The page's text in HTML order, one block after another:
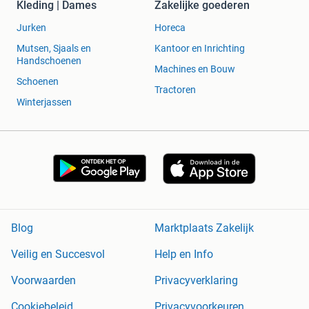
Kleding | Dames
Jurken
Mutsen, Sjaals en
Handschoenen
Schoenen
Winterjassen
Zakelijke goederen
Horeca
Kantoor en Inrichting
Machines en Bouw
Tractoren
Blog
Marktplaats Zakelijk
Veilig en Succesvol
Help en Info
Voorwaarden
Privacyverklaring
Cookiebeleid
Privacyvoorkeuren